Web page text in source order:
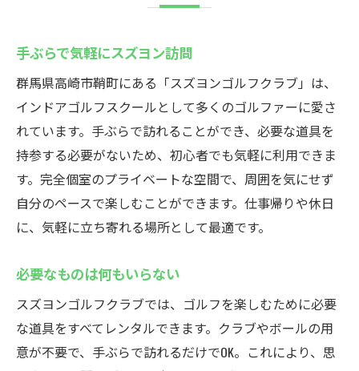
手ぶらで気軽にスズヨン訪問
群馬県高崎市鞘町にある「スズヨンゴルフクラブ」は、
インドアゴルフスクールとして多くのゴルファーに愛さ
れています。手ぶらで訪れることができ、必要な道具を
持参する必要がないため、初心者でも気軽に利用できま
す。完全個室のプライベートな空間で、周囲を気にせず
自分のペースで楽しむことができます。仕事帰りや休日
に、気軽に立ち寄れる場所として最適です。
必要なものは何もいらない
スズヨンゴルフクラブでは、ゴルフを楽しむために必要
な道具をすべてレンタルできます。クラブやボールの用
意が不要で、手ぶらで訪れるだけでOK。これにより、思